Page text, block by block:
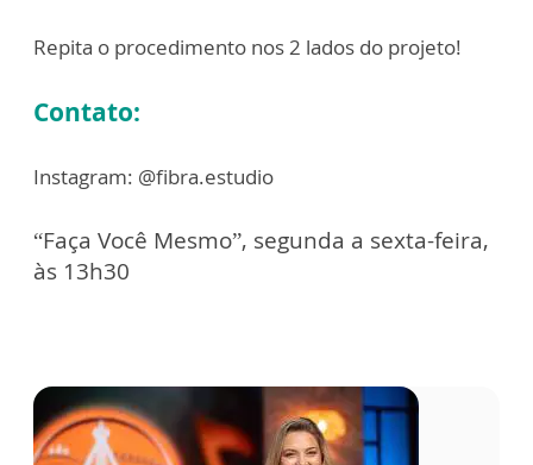
Repita o procedimento nos 2 lados do projeto!
Contato:
Instagram: @fibra.estudio
“Faça Você Mesmo”, segunda a sexta-feira,
às 13h30